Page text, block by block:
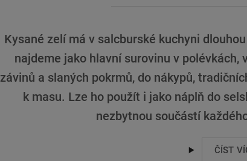
Kysané zelí má v salcburské kuchyni
najdeme jako hlavní surovinu v polévkách,
závinů a slaných pokrmů, do nákypů,
k masu. Lze ho použít i jako náplň do
nezbytnou součástí
ČÍST